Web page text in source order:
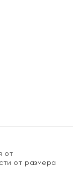
от
от размера